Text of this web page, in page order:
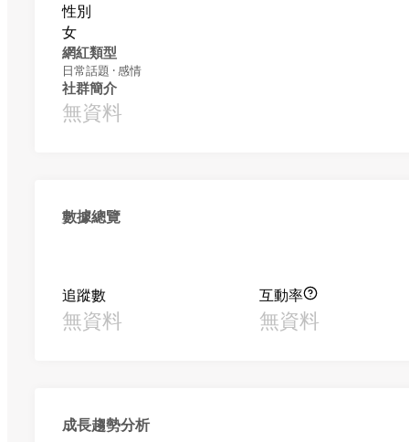
性別
女
網紅類型
日常話題 · 感情
社群簡介
無資料
數據總覽
追蹤數
無資料
互動率
無資料
成長趨勢分析